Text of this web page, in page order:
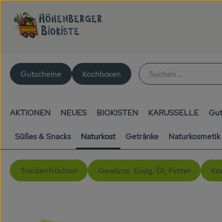
Gutscheine Kochboxen
AKTIONEN NEUES BIOKISTEN KARUSSELLE
Süßes & Snacks Naturkost Getränke Naturkosmetik
Trockenfrüchte Gewürze, Essig, Öl, Fette